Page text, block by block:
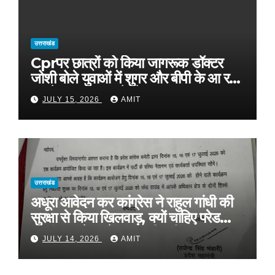
उत्तराखंड
Cprपर छात्रों को किया जागरूक डॉक्टर
जोशी बोले युवाओं में शुगर और बीपी के आ रहे
मामले, फास्ट फूड से रहे दूर
JULY 15, 2026 AMIT
उत्तराखंड
अधूरा आवेदन कर कांग्रेस ने राहुल गांधी की
सुरक्षा से किया खिलवाड़, क्यों चाहिए परेड
ग्राउंड, आवेदन में बताया ही नहीं
JULY 14, 2026 AMIT